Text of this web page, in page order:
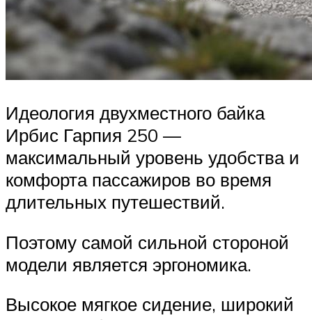
Идеология двухместного байка
Ирбис Гарпия 250 —
максимальный уровень удобства и
комфорта пассажиров во время
длительных путешествий.
Поэтому самой сильной стороной
модели является эргономика.
Высокое мягкое сидение, широкий